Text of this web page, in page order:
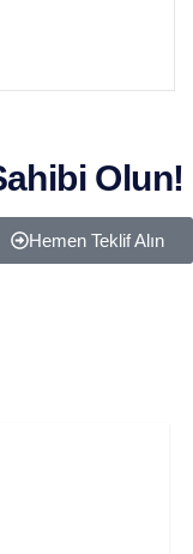
Olun!
Hemen Teklif Alın